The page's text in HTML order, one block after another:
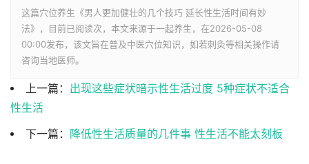
这篇穴位养生《男人更加健壮的几个技巧 延长性生活时间有妙
法》，目前已阅读次，本文来源于一起养生，在2026-05-08
00:00发布，该文旨在普及中医穴位知识，如若刺灸等相关操作请
咨询当地医师。
上一篇： 出现这些症状暗示性生活过度 5种症状不适合
性生活
下一篇：
降低性生活质量的几件事 性生活不能太刻板